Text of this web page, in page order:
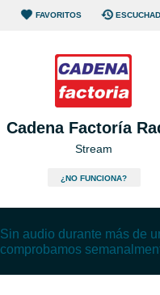
FAVORITOS
Cadena Factoría
Stream
¿NO FUNCIONA?
Sin audio durante más de
comprobamos